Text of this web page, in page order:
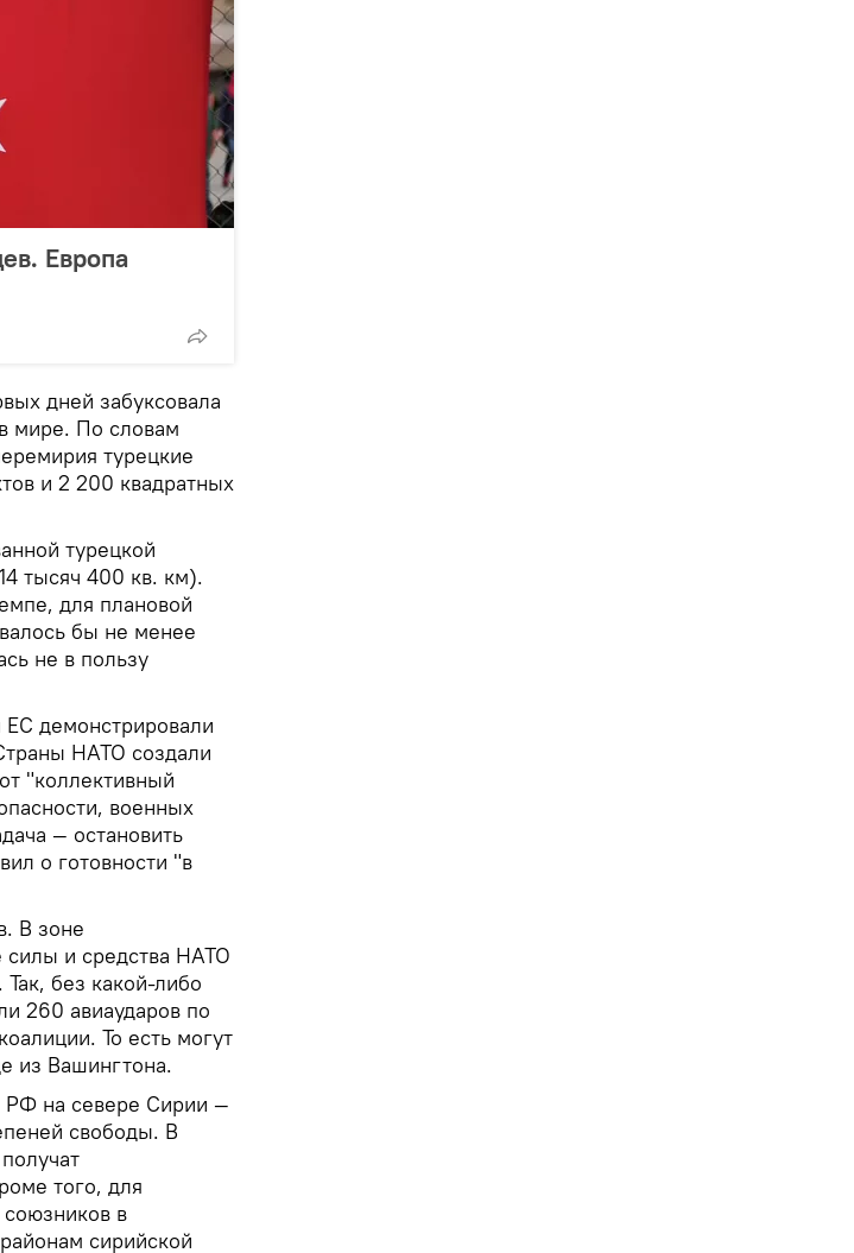
Европа
дней забуксовала
мире. По словам
турецкие
и 2 200 квадратных
турецкой
тысяч 400 кв. км).
для плановой
бы не менее
не в пользу
демонстрировали
НАТО создали
"коллективный
военных
— остановить
о готовности "в
В зоне
силы и средства НАТО
без какой-либо
260 авиаударов по
То есть могут
из Вашингтона.
РФ на севере Сирии —
свободы. В
того, для
в
сирийской